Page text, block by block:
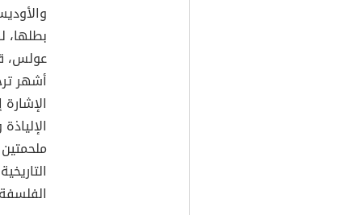
بطلها،
عولس،
أشهر